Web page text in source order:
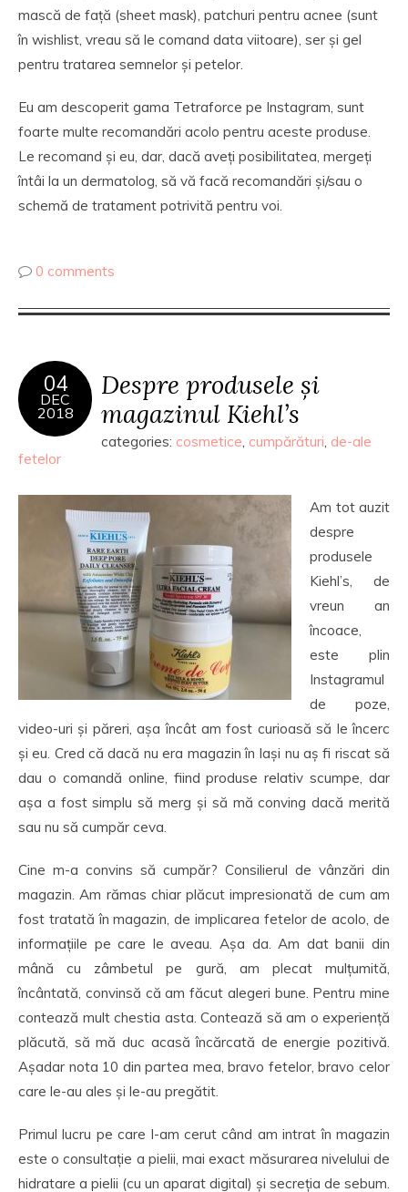
mască de față (sheet mask), patchuri pentru acnee (sunt
în wishlist, vreau să le comand data viitoare), ser și gel
pentru tratarea semnelor și petelor.
Eu am descoperit gama Tetraforce pe Instagram, sunt
foarte multe recomandări acolo pentru aceste produse.
Le recomand și eu, dar, dacă aveți posibilitatea, mergeți
întâi la un dermatolog, să vă facă recomandări și/sau o
schemă de tratament potrivită pentru voi.
0 comments
04
DEC
2018
Despre produsele și
magazinul Kiehl’s
categories: cosmetice, cumpărături, de-ale
fetelor
Am tot auzit
despre
produsele
Kiehl’s, de
vreun an
încoace,
este plin
Instagramul
de poze,
video-uri și păreri, așa încât am fost curioasă să le încerc
și eu. Cred că dacă nu era magazin în Iași nu aș fi riscat să
dau o comandă online, fiind produse relativ scumpe, dar
așa a fost simplu să merg și să mă conving dacă merită
sau nu să cumpăr ceva.
Cine m-a convins să cumpăr? Consilierul de vânzări din
magazin. Am rămas chiar plăcut impresionată de cum am
fost tratată în magazin, de implicarea fetelor de acolo, de
informațiile pe care le aveau. Așa da. Am dat banii din
mână cu zâmbetul pe gură, am plecat mulțumită,
încântată, convinsă că am făcut alegeri bune. Pentru mine
contează mult chestia asta. Contează să am o experiență
plăcută, să mă duc acasă încărcată de energie pozitivă.
Așadar nota 10 din partea mea, bravo fetelor, bravo celor
care le-au ales și le-au pregătit.
Primul lucru pe care l-am cerut când am intrat în magazin
este o consultație a pielii, mai exact măsurarea nivelului de
hidratare a pielii (cu un aparat digital) și secreția de sebum.